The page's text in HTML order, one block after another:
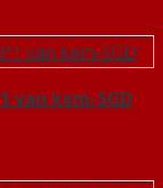
van kem-SGD